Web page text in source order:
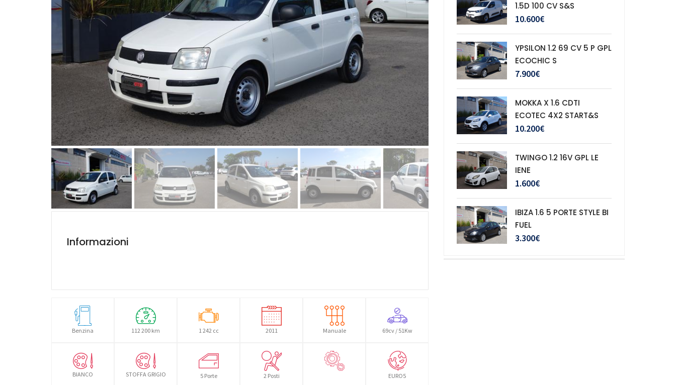
Informazioni
Benzina 112 200 km 1 242 cc 2011 Manuale 69cv / 51Kw
BIANCO STOFFA GRIGIO 5 Porte 2 Posti EURO5
1.5D 100 CV S&S
10.600€
YPSILON 1.2 69 CV 5 P GPL
ECOCHIC S
7.900€
MOKKA X 1.6 CDTI
ECOTEC 4X2 START&S
10.200€
TWINGO 1.2 16V GPL LE
IENE
1.600€
IBIZA 1.6 5 PORTE STYLE BI
FUEL
3.300€